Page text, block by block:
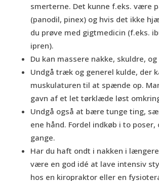
smerterne. Det kunne f.eks. være
(panodil, pinex) og hvis det ikke
du prøve med gigtmedicin (f.eks.
ipren).
Du kan massere nakke, skuldre,
Undgå træk og generel kulde, der
muskulaturen til at spænde op.
gavn af et let tørklæde løst
Undgå også at bære tunge ting,
ene hånd. Fordel indkøb i to poser,
gange.
Har du haft ondt i nakken i
være en god idé at lave intensiv
hos en kiropraktor eller en